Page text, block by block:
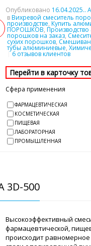
Опубликовано 16.04.2025..
вВихревой смеситель
производстве, Купить
ПОРОШКОВ,
порошков на заказ,
сухих порошков,
тубы алюминиевые,
6 отзывов клиентов
Сфера применения
ФАРМАЦЕВТИЧЕСКАЯ
КОСМЕТИЧЕСКАЯ
ПИЩЕВАЯ
ЛАБОРАТОРНАЯ
ПРОМЫШЛЕННАЯ
500
Высокоэффективный
фармацевтической,
происходит